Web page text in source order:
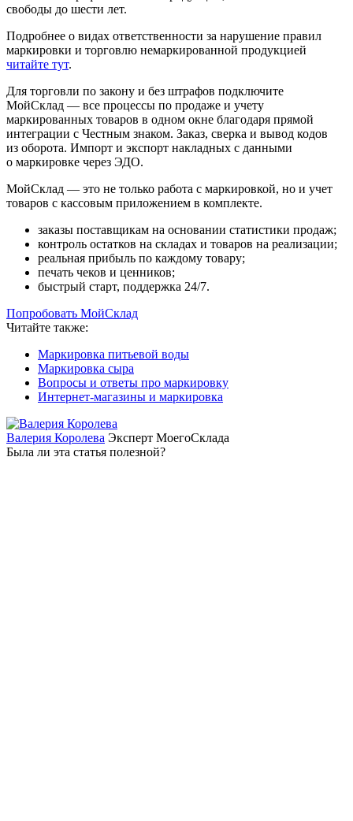
свободы до шести лет.
Подробнее о видах ответственности за нарушение правил
маркировки и торговлю немаркированной продукцией
читайте тут.
Для торговли по закону и без штрафов подключите
МойСклад — все процессы по продаже и учету
маркированных товаров в одном окне благодаря прямой
интеграции с Честным знаком. Заказ, сверка и вывод кодов
из оборота. Импорт и экспорт накладных с данными
о маркировке через ЭДО.
МойСклад — это не только работа с маркировкой, но и учет
товаров с кассовым приложением в комплекте.
заказы поставщикам на основании статистики продаж;
контроль остатков на складах и товаров на реализации;
реальная прибыль по каждому товару;
печать чеков и ценников;
быстрый старт, поддержка 24/7.
Попробовать МойСклад
Читайте также:
Маркировка питьевой воды
Маркировка сыра
Вопросы и ответы про маркировку
Интернет-магазины и маркировка
Валерия Королева Эксперт МоегоСклада
Была ли эта статья полезной?